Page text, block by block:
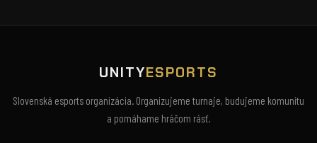
UNITYESPORTS
Slovenská esports organizácia. Organizujeme turnaje, budujeme komunitu
a pomáhame hráčom rásť.